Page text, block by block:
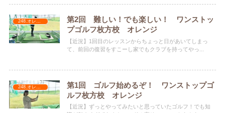
248.オレンジ
第2回 難しい！でも楽しい！ ワンストッ
プゴルフ枚方校 オレンジ
【近況】1回目のレッスンからちょっと日があいてしまっ
て、前回の復習をすこーし家でもクラブを持ってやっ...
第1回 ゴルフ始めるぞ！ ワンストップゴ
ルフ枚方校 オレンジ
【近況】ずっとやってみたいと思っていたゴルフ！でも知